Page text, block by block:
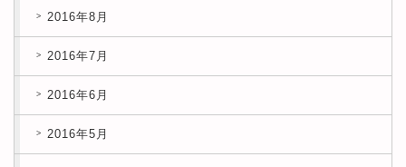
2016年8月
2016年7月
2016年6月
2016年5月